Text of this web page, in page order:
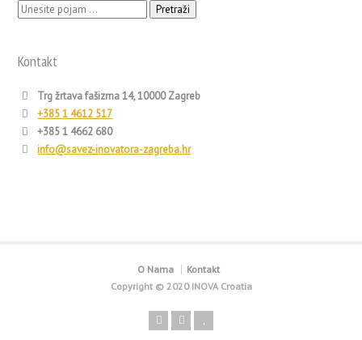
Pretraži:
Kontakt
Trg žrtava fašizma 14, 10000 Zagreb
+385 1 4612 517
+385 1 4662 680
info@savez-inovatora-zagreba.hr
O Nama
Kontakt
Copyright © 2020 INOVA Croatia